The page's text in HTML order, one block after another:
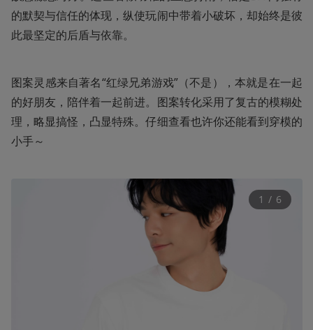
的默契与信任的体现，纵使玩闹中带着小破坏，却始终是彼
此最坚定的后盾与依靠‌。
图案灵感来自著名“红绿兄弟游戏”（不是），本就是在一起
的好朋友，陪伴着一起前进。图案转化采用了复古的模糊处
理，略显搞怪，凸显特殊。仔细查看也许你还能看到穿模的
小手～
1 / 6